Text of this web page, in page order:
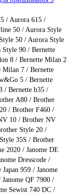
/ Aurora 615 /
50 / Aurora Style
50 / Aurora Style
90 / Bernette
8 / Bernette Milan 2
Milan 7 / Bernette
5 / Bernette
/ Bernette b35 /
A80 / Brother
/ Brother F460 /
10 / Brother NV
Style 20 /
35S / Brother
2020 / Janome DE
Dresscode /
Japan 959 / Janome
QF 7900 /
Sewist 740 DC /